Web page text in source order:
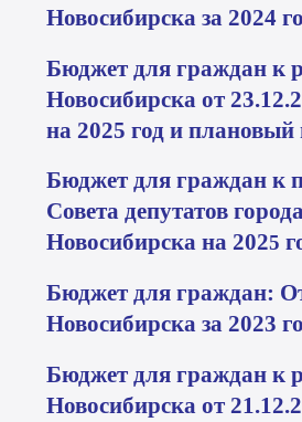
Новосибирска за 2024
Бюджет для граждан к
Новосибирска от
на 2025 год и плановый
Бюджет для граждан к
Совета депутатов
Новосибирска на 2025
Бюджет для граждан:
Новосибирска за 2023
Бюджет для граждан к
Новосибирска от